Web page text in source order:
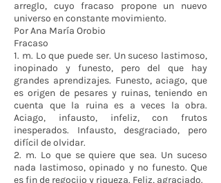
arreglo, cuyo fracaso propone un nuevo
universo en constante movimiento.
Por Ana María Orobio
Fracaso
1. m. Lo que puede ser. Un suceso lastimoso,
inopinado y funesto, pero del que hay
grandes aprendizajes. Funesto, aciago, que
es origen de pesares y ruinas, teniendo en
cuenta que la ruina es a veces la obra.
Aciago, infausto, infeliz, con frutos
inesperados. Infausto, desgraciado, pero
difícil de olvidar.
2. m. Lo que se quiere que sea. Un suceso
nada lastimoso, opinado y no funesto. Que
es fin de regocijo y riqueza. Feliz, agraciado.